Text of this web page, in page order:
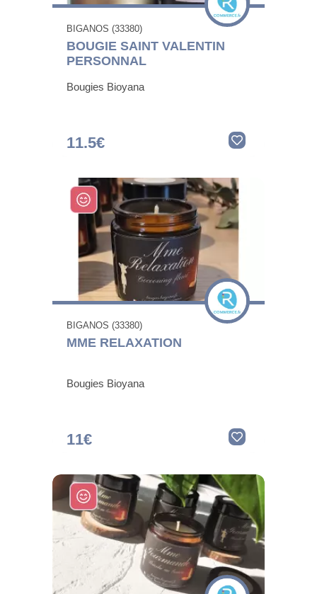
BIGANOS (33380)
BOUGIE SAINT VALENTIN
PERSONNAL
Bougies Bioyana
11.5€
BIGANOS (33380)
MME RELAXATION
Bougies Bioyana
11€